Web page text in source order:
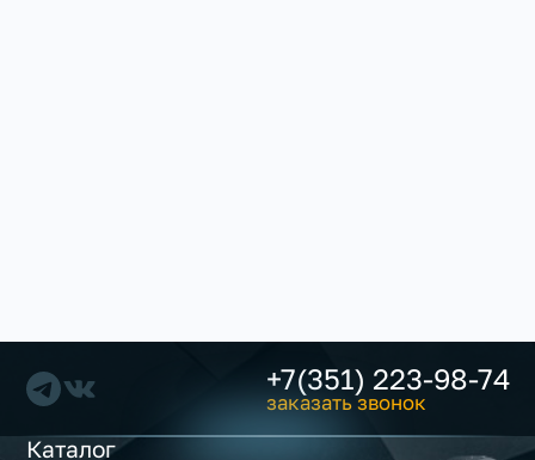
+7(351) 223-98-74
заказать звонок
Каталог